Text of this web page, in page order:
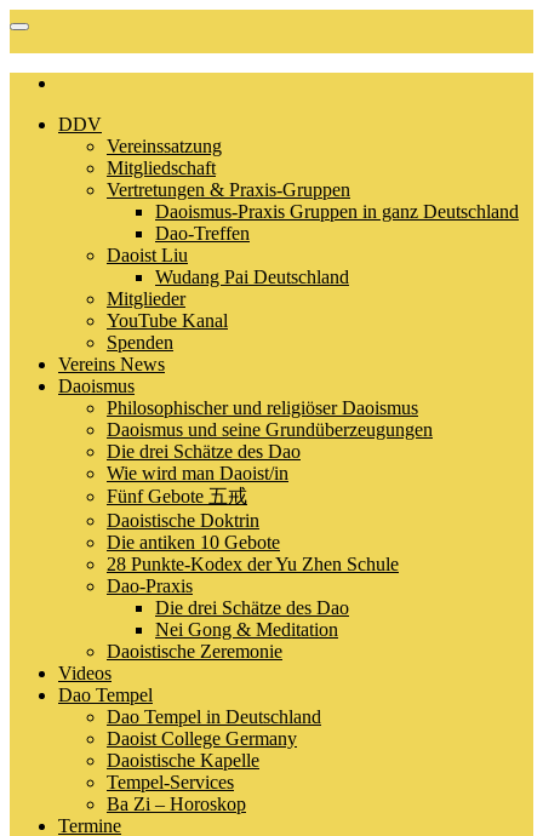
DDV
Vereinssatzung
Mitgliedschaft
Vertretungen & Praxis-Gruppen
Daoismus-Praxis Gruppen in ganz Deutschland
Dao-Treffen
Daoist Liu
Wudang Pai Deutschland
Mitglieder
YouTube Kanal
Spenden
Vereins News
Daoismus
Philosophischer und religiöser Daoismus
Daoismus und seine Grundüberzeugungen
Die drei Schätze des Dao
Wie wird man Daoist/in
Fünf Gebote 五戒
Daoistische Doktrin
Die antiken 10 Gebote
28 Punkte-Kodex der Yu Zhen Schule
Dao-Praxis
Die drei Schätze des Dao
Nei Gong & Meditation
Daoistische Zeremonie
Videos
Dao Tempel
Dao Tempel in Deutschland
Daoist College Germany
Daoistische Kapelle
Tempel-Services
Ba Zi – Horoskop
Termine